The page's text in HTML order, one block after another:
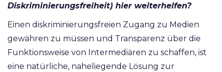
Diskriminierungsfreiheit) hier weiterhelfen?
Einen diskriminierungsfreien Zugang zu Medien
gewähren zu müssen und Transparenz über die
Funktionsweise von Intermediären zu schaffen, ist
eine natürliche, naheliegende Lösung zur